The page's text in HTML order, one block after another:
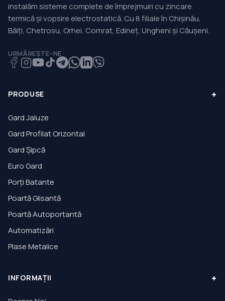
instalăm sisteme complete de împrejmuiri cu zincare
termică și vopsire electrostatică. Cu 8 filiale în Chișinău,
Bălți, Chetrosu, Orhei, Comrat, Edineț, Ungheni și Căușeni.
URMĂREȘTE-NE
PRODUSE +
Gard Jaluze
Gard Profilat Orizontal
Gard Șipcă
Euro Gard
Porți Batante
Poartă Glisantă
Poartă Autoportantă
Automatizări
Plase Metalice
INFORMAȚII +